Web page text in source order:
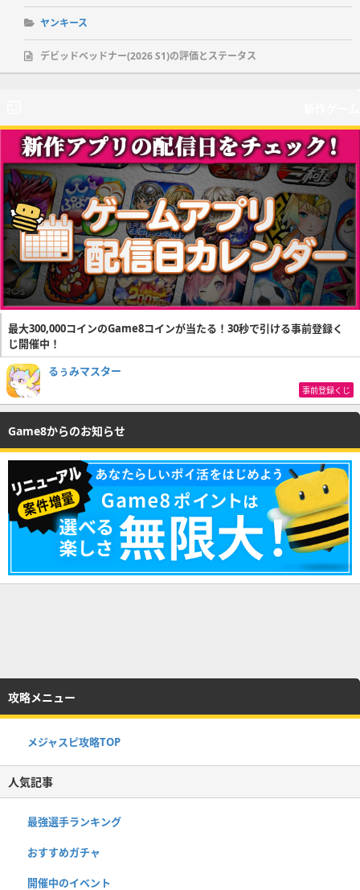
ヤンキース
デビッドベッドナー(2026 S1)の評価とステータス
最大300,000コインのGame8コインが当たる！30秒で引ける事前登録く
じ開催中！
るぅみマスター
事前登録くじ
Game8からのお知らせ
攻略メニュー
メジャスピ攻略TOP
人気記事
最強選手ランキング
おすすめガチャ
開催中のイベント